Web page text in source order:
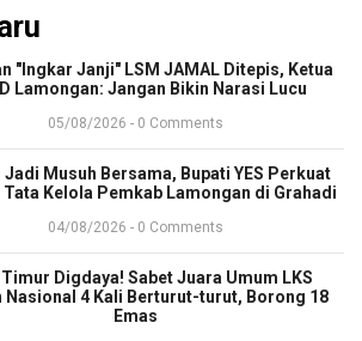
"Ingkar Janji" LSM JAMAL Ditepis, Ketua
Lamongan: Jangan Bikin Narasi Lucu
05/08/2026 - 0 Comments
Jadi Musuh Bersama, Bupati YES Perkuat
Tata Kelola Pemkab Lamongan di Grahadi
04/08/2026 - 0 Comments
Digdaya! Sabet Juara Umum LKS
Nasional 4 Kali Berturut-turut, Borong 18
Emas